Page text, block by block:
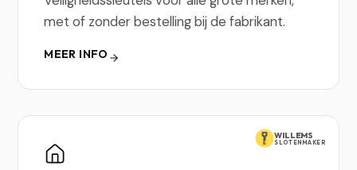
met of zonder bestelling bij de fabrikant.
MEER INFO
WILLEMS
SLOTENMAKER